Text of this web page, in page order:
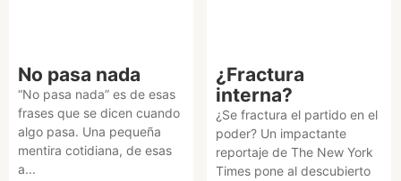
No pasa nada
“No pasa nada” es de esas
frases que se dicen cuando
algo pasa. Una pequeña
mentira cotidiana, de esas
a...
¿Fractura
interna?
¿Se fractura el partido en el
poder? Un impactante
reportaje de The New York
Times pone al descubierto